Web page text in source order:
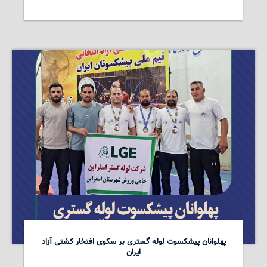
پهلوانان پیشکسوت لوله گستری بر سکوی افتخار کشتی آزاد
ایران